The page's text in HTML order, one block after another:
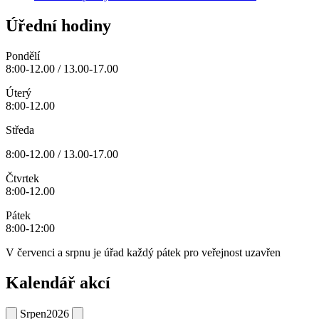
Úřední hodiny
Pondělí
8:00-12.00 / 13.00-17.00
Úterý
8:00-12.00
Středa
8:00-12.00 / 13.00-17.00
Čtvrtek
8:00-12.00
Pátek
8:00-12:00
V červenci a srpnu je úřad každý pátek pro veřejnost uzavřen
Kalendář akcí
Srpen2026